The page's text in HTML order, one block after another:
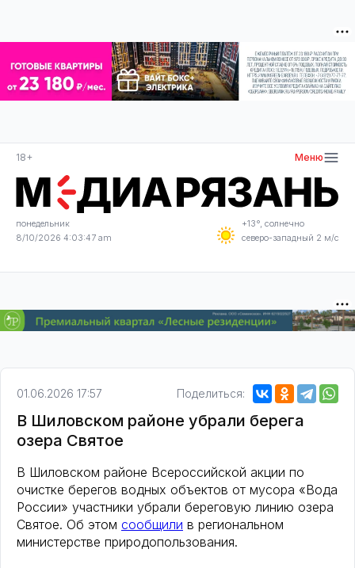
18+ Меню
понедельник
8/10/2026 4:03:47 am
+13°, солнечно
северо-западный 2 м/с
01.06.2026 17:57 Поделиться:
В Шиловском районе убрали берега
озера Святое
В Шиловском районе Всероссийской акции по
очистке берегов водных объектов от мусора «Вода
России» участники убрали береговую линию озера
Святое. Об этом сообщили в региональном
министерстве природопользования.